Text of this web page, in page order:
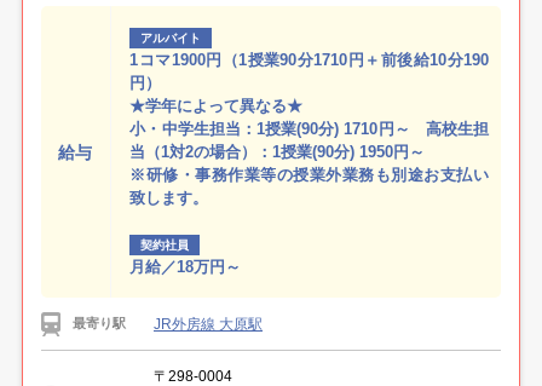
給与
アルバイト
1コマ1900円（1授業90分1710円＋前後給10分190
円）
★学年によって異なる★
小・中学生担当：1授業(90分) 1710円～ 高校生担
当（1対2の場合）：1授業(90分) 1950円～
※研修・事務作業等の授業外業務も別途お支払い
致します。
契約社員
月給／18万円～
最寄り駅 JR外房線 大原駅
〒298-0004